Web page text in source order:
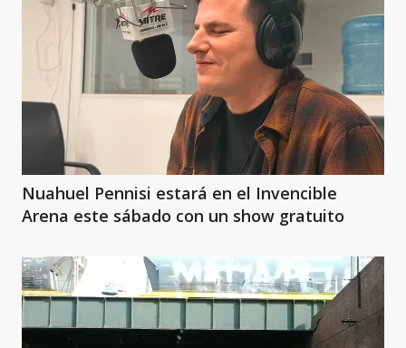
Nuahuel Pennisi estará en el Invencible
Arena este sábado con un show gratuito